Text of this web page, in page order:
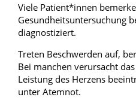
Viele Patient*innen
Gesundheitsuntersuchung
diagnostiziert.
Treten Beschwerden auf,
Bei manchen verursacht
Leistung des Herzens
unter Atemnot.